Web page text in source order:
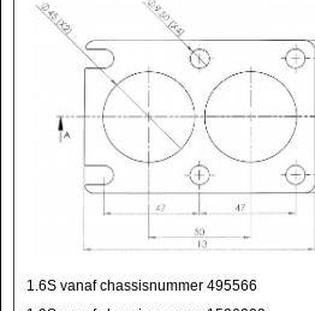
1.6S vanaf chassisnummer 495566